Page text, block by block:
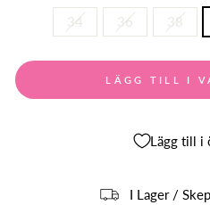
34 36 38
LÄGG TILL I
Lägg till i
I Lager /